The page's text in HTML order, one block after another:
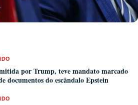
por Trump, teve mandato marcado
documentos do escândalo Epstein